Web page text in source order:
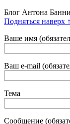
Блог Антона
Подняться наверх ↑
Ваше имя
Ваш e-mail
Тема
Сообщение